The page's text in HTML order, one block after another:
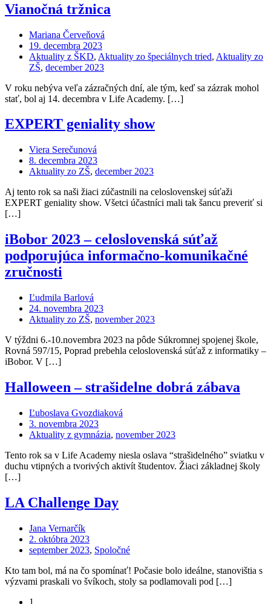
Vianočná tržnica
Mariana Červeňová
19. decembra 2023
Aktuality z ŠKD, Aktuality zo špeciálnych tried, Aktuality zo
ZŠ, december 2023
V roku nebýva veľa zázračných dní, ale tým, keď sa zázrak mohol
stať, bol aj 14. decembra v Life Academy. […]
EXPERT geniality show
Viera Serečunová
8. decembra 2023
Aktuality zo ZŠ, december 2023
Aj tento rok sa naši žiaci zúčastnili na celoslovenskej súťaži
EXPERT geniality show. Všetci účastníci mali tak šancu preveriť si
[…]
iBobor 2023 – celoslovenská súťaž
podporujúca informačno-komunikačné
zručnosti
Ľudmila Barlová
24. novembra 2023
Aktuality zo ZŠ, november 2023
V týždni 6.-10.novembra 2023 na pôde Súkromnej spojenej škole,
Rovná 597/15, Poprad prebehla celoslovenská súťaž z informatiky –
iBobor. V […]
Halloween – strašidelne dobrá zábava
Ľuboslava Gvozdiaková
3. novembra 2023
Aktuality z gymnázia, november 2023
Tento rok sa v Life Academy niesla oslava “strašidelného” sviatku v
duchu vtipných a tvorivých aktivít študentov. Žiaci základnej školy
[…]
LA Challenge Day
Jana Vernarčík
2. októbra 2023
september 2023, Spoločné
Kto tam bol, má na čo spomínať! Počasie bolo ideálne, stanovištia s
výzvami praskali vo švíkoch, stoly sa podlamovali pod […]
1